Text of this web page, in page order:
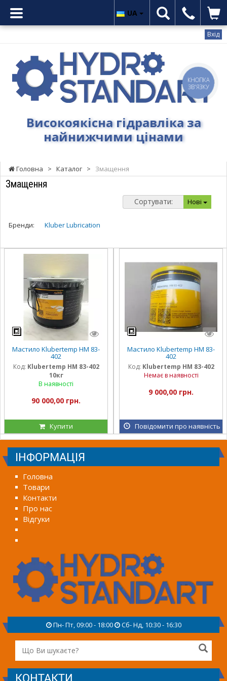
Вхід
Гідростандарт
Високоякісна
гідравліка
цінамиВисокоякісна гідравліка за
найнижчими цінами
UA
Головна > Каталог > Змащення
Змащення
Сортувати: Нові
Бренди: Kluber Lubrication
Мастило Klubertemp HM 83-
402
Код: Klubertemp HM 83-402
10кг
В наявності
90 000,00 грн.
Купити
Мастило Klubertemp HM 83-
402
Код: Klubertemp HM 83-402
Немає в наявності
9 000,00 грн.
Повідомити про наявність
ІНФОРМАЦІЯ
Головна
Товари
Контакти
Про нас
Відгуки
Пн- Пт, 09:00 - 18:00 Сб- Нд, 10:30 - 16:30
КОНТАКТИ
КНОПКА
ЗВ'ЯЗКУ